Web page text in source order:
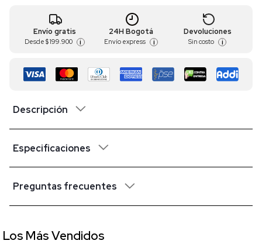
Envío gratis
Desde $ 199.900 i
24H Bogotá
Envío express i
Devoluciones
Sin costo i
Descripción
Especificaciones
Preguntas frecuentes
Los Más Vendidos